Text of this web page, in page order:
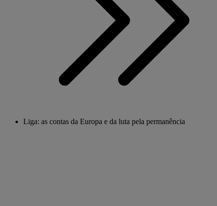
Liga: as contas da Europa e da luta pela permanência